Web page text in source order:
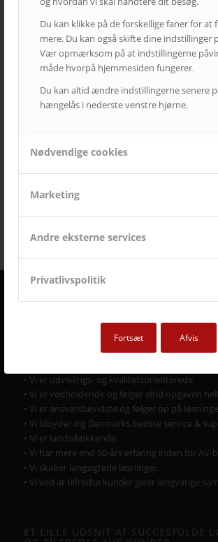
Du kan klikke på de forskellige faner for at
mere. Du kan også skifte dine indstillinger
Vær opmærksom på at indstillingerne
måde hvorpå hjemmesiden fungerer.
Du kan altid ændre indstillingerne senere
hængelås i nederste venstre hjørne.
Nødvendige cookies
Marketing
Andre eksterne services
Privatlivspolitik
Fortsæt Afvis
Hotel Hans Egede
1. november 2018
Læs mere
• Vi går all in på en god dialog og et godt
• Vi lytter og har fokus på din virksomhed og
• Vi er udviklings- og kvalitetsorienterede.
• Vi er vedholdende og følger altid opgaven
• Vi er ansvarsbevidste og følger op på
• Vi tilbyder dig Danmarks bedste service &
• Vi er landsdækkende.
• Vi har mere end 50-års erfaring inden for AV-
• Vi skaber langsigtede løsninger.
• Vi ved at tilfredse kunder giver langvarige